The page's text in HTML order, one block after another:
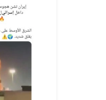
07 أغسطس 2026